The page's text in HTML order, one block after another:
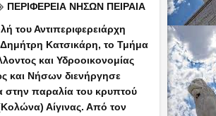
ΠΕΡΙΦΕΡΕΙΑ ΝΗΣΩΝ ΠΕΙΡΑΙΑ
του Αντιπεριφερειάρχη
Κατσικάρη, το Τμήμα
και Υδροοικονομίας
και Νήσων διενήργησε
στην παραλία του κρυπτού
Αίγινας. Από τον